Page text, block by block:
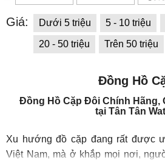
Giá: Dưới 5 triệu 5 - 10 triệu
20 - 50 triệu Trên 50 triệu
Đồng Hồ
Đồng Hồ Cặp Đôi Chính Hãng,
tại Tân Tân
Xu hướng đồ cặp đang rất được
Việt Nam, mà ở khắp mọi nơi,